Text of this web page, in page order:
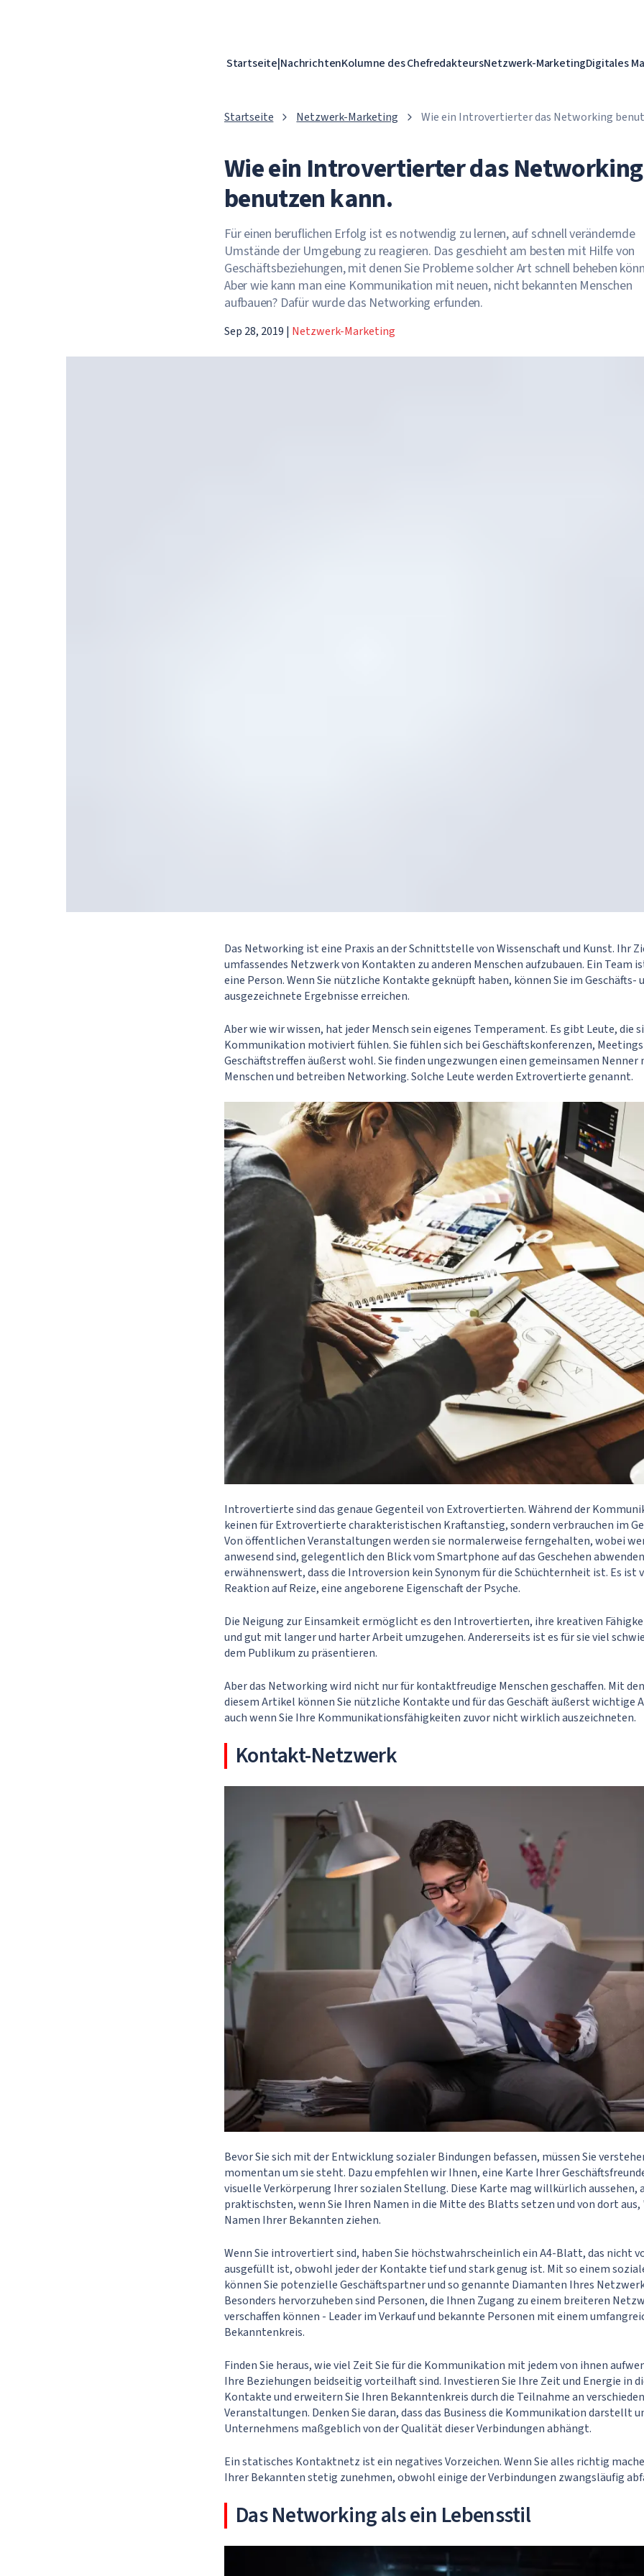
Startseite|NachrichtenKolumne des ChefredakteursNetzwerk-MarketingDigitales
Startseite Netzwerk-Marketing Wie ein Introvertierter das Networking
Wie ein Introvertierter das Networking
benutzen kann.
Für einen beruflichen Erfolg ist es notwendig zu lernen, auf schnell verändernde
Umstände der Umgebung zu reagieren. Das geschieht am besten mit Hilfe von
Geschäftsbeziehungen, mit denen Sie Probleme solcher Art schnell beheben
Aber wie kann man eine Kommunikation mit neuen, nicht bekannten Menschen
aufbauen? Dafür wurde das Networking erfunden.
Sep 28, 2019 | Netzwerk-Marketing
Das Networking ist eine Praxis an der Schnittstelle von Wissenschaft und Kunst. Ihr
umfassendes Netzwerk von Kontakten zu anderen Menschen aufzubauen. Ein Team
eine Person. Wenn Sie nützliche Kontakte geknüpft haben, können Sie im Geschäfts-
ausgezeichnete Ergebnisse erreichen.
Aber wie wir wissen, hat jeder Mensch sein eigenes Temperament. Es gibt Leute, die
Kommunikation motiviert fühlen. Sie fühlen sich bei Geschäftskonferenzen,
Geschäftstreffen äußerst wohl. Sie finden ungezwungen einen gemeinsamen Nenner
Menschen und betreiben Networking. Solche Leute werden Extrovertierte genannt.
Introvertierte sind das genaue Gegenteil von Extrovertierten. Während der
keinen für Extrovertierte charakteristischen Kraftanstieg, sondern verbrauchen im
Von öffentlichen Veranstaltungen werden sie normalerweise ferngehalten, wobei
anwesend sind, gelegentlich den Blick vom Smartphone auf das Geschehen
erwähnenswert, dass die Introversion kein Synonym für die Schüchternheit ist. Es ist
Reaktion auf Reize, eine angeborene Eigenschaft der Psyche.
Die Neigung zur Einsamkeit ermöglicht es den Introvertierten, ihre kreativen
und gut mit langer und harter Arbeit umzugehen. Andererseits ist es für sie viel
dem Publikum zu präsentieren.
Aber das Networking wird nicht nur für kontaktfreudige Menschen geschaffen. Mit
diesem Artikel können Sie nützliche Kontakte und für das Geschäft äußerst wichtige
auch wenn Sie Ihre Kommunikationsfähigkeiten zuvor nicht wirklich auszeichneten.
Kontakt-Netzwerk
Bevor Sie sich mit der Entwicklung sozialer Bindungen befassen, müssen Sie
momentan um sie steht. Dazu empfehlen wir Ihnen, eine Karte Ihrer
visuelle Verkörperung Ihrer sozialen Stellung. Diese Karte mag willkürlich aussehen,
praktischsten, wenn Sie Ihren Namen in die Mitte des Blatts setzen und von dort aus,
Namen Ihrer Bekannten ziehen.
Wenn Sie introvertiert sind, haben Sie höchstwahrscheinlich ein A4-Blatt, das nicht
ausgefüllt ist, obwohl jeder der Kontakte tief und stark genug ist. Mit so einem
können Sie potenzielle Geschäftspartner und so genannte Diamanten Ihres
Besonders hervorzuheben sind Personen, die Ihnen Zugang zu einem breiteren
verschaffen können - Leader im Verkauf und bekannte Personen mit einem
Bekanntenkreis.
Finden Sie heraus, wie viel Zeit Sie für die Kommunikation mit jedem von ihnen
Ihre Beziehungen beidseitig vorteilhaft sind. Investieren Sie Ihre Zeit und Energie in
Kontakte und erweitern Sie Ihren Bekanntenkreis durch die Teilnahme an
Veranstaltungen. Denken Sie daran, dass das Business die Kommunikation darstellt
Unternehmens maßgeblich von der Qualität dieser Verbindungen abhängt.
Ein statisches Kontaktnetz ist ein negatives Vorzeichen. Wenn Sie alles richtig
Ihrer Bekannten stetig zunehmen, obwohl einige der Verbindungen zwangsläufig
Das Networking als ein Lebensstil